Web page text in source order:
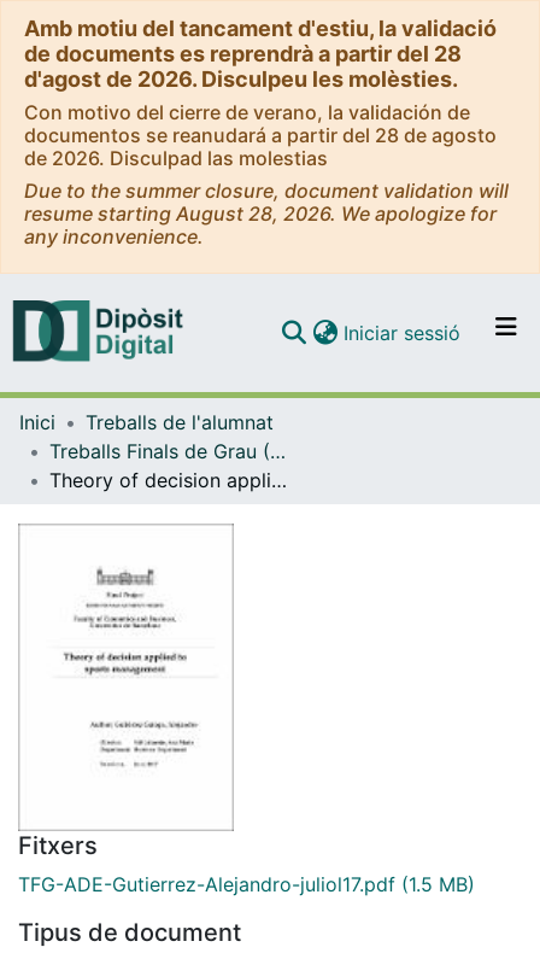
Amb motiu del tancament d'estiu, la validació
de documents es reprendrà a partir del 28
d'agost de 2026. Disculpeu les molèsties.
Con motivo del cierre de verano, la validación de
documentos se reanudará a partir del 28 de agosto
de 2026. Disculpad las molestias
Due to the summer closure, document validation will
resume starting August 28, 2026. We apologize for
any inconvenience.
Navega per tot el DD
Com publicar
Iniciar sessió (current)
Inici
Treballs de l'alumnat
Treballs Finals de Grau (TFG) - Administració i Direcció d'Empreses
Theory of decision applied to sports management
Fitxers
TFG-ADE-Gutierrez-Alejandro-juliol17.pdf (1.5 MB)
Tipus de document